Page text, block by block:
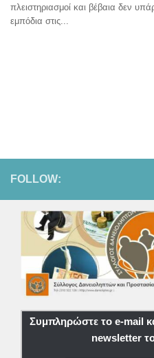
πλειστηριασμοί και βέβαια δεν
εμπόδια στις...
FOLLOW:
Συμπληρώστε το e-mail
newsletter